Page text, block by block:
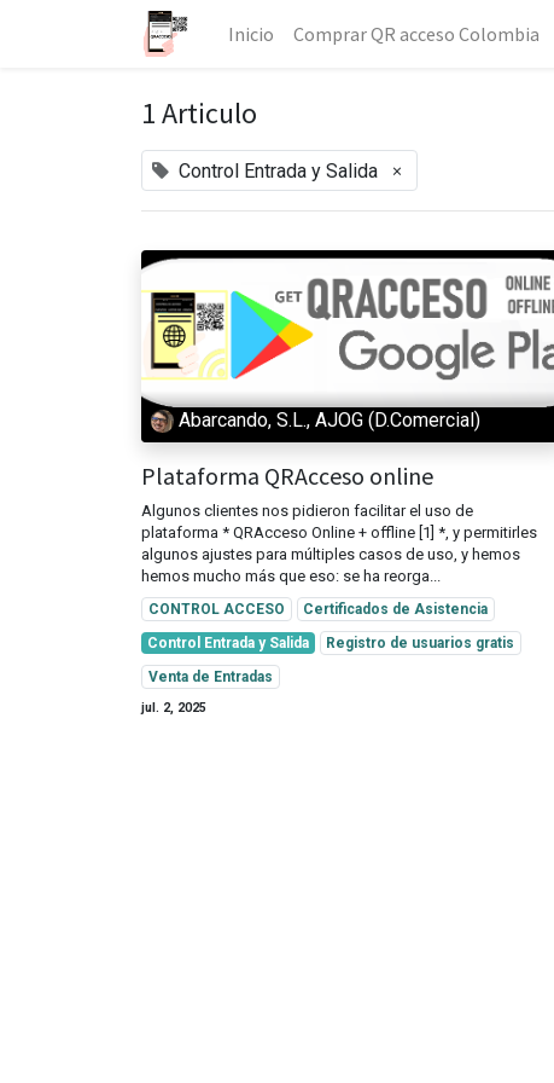
Inicio Comprar QR acceso Colombia
1 Articulo
Control Entrada y Salida ×
Abarcando, S.L., AJOG (D.Comercial)
Plataforma QRAcceso online
Algunos clientes nos pidieron facilitar el uso de
plataforma * QRAcceso Online + offline [1] *, y permitirles
algunos ajustes para múltiples casos de uso, y hemos
hemos mucho más que eso: se ha reorga...
CONTROL ACCESO
Certificados de Asistencia
Control Entrada y Salida
Registro de usuarios gratis
Venta de Entradas
jul. 2, 2025